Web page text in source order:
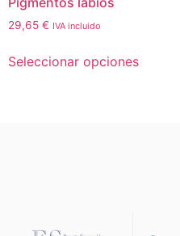
29,65 € IVA incluido
Seleccionar opciones